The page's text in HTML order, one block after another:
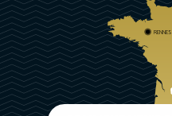
RENNES